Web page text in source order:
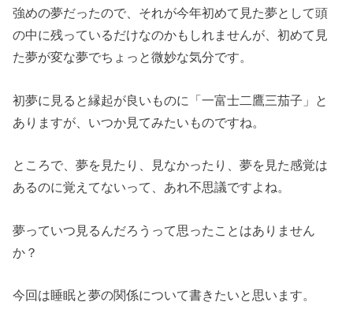
強めの夢だったので、それが今年初めて見た夢として頭
の中に残っているだけなのかもしれませんが、初めて見
た夢が変な夢でちょっと微妙な気分です。
初夢に見ると縁起が良いものに「一富士二鷹三茄子」と
ありますが、いつか見てみたいものですね。
ところで、夢を見たり、見なかったり、夢を見た感覚は
あるのに覚えてないって、あれ不思議ですよね。
夢っていつ見るんだろうって思ったことはありません
か？
今回は睡眠と夢の関係について書きたいと思います。